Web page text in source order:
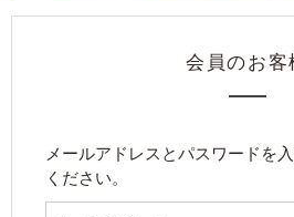
会員のお客
メールアドレスとパスワードを
ください。